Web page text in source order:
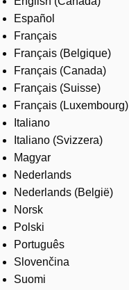
Español
Français
Français (Belgique)
Français (Canada)
Français (Suisse)
Français (Luxembourg)
Italiano
Italiano (Svizzera)
Magyar
Nederlands
Nederlands (België)
Norsk
Polski
Português
Slovenčina
Suomi